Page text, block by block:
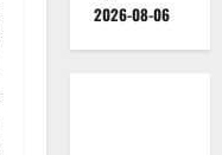
2026-08-06